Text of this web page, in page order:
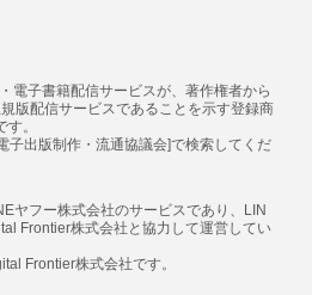
電子書籍配信サービスが、著作権者から
版配信サービスであることを示す登録商
。
子出版制作・流通協議会]で検索してくだ
ヤフー株式会社のサービスであり、LIN
Frontier株式会社と協力して運営してい
Frontier株式会社です。